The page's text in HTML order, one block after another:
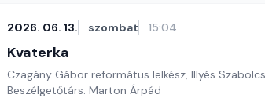
2026. 06. 13. szombat 15:04
Kvaterka
Czagány Gábor református lelkész, Illyés
Beszélgetőtárs: Marton Árpád